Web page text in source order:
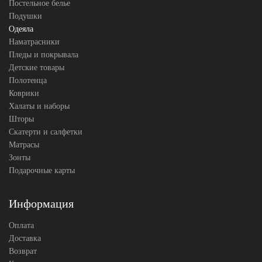
Постельное белье
Подушки
Одеяла
Наматрасники
Пледы и покрывала
Детские товары
Полотенца
Коврики
Халаты и наборы
Шторы
Скатерти и салфетки
Матрасы
Зонты
Подарочные карты
Информация
Оплата
Доставка
Возврат